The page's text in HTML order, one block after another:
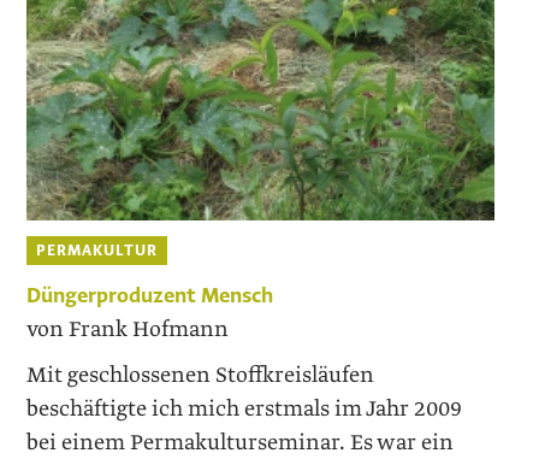
PERMAKULTUR
Düngerproduzent Mensch
von Frank Hofmann
Mit geschlossenen Stoffkreisläufen
beschäftigte ich mich erstmals im Jahr 2009
bei einem Permakulturseminar. Es war ein